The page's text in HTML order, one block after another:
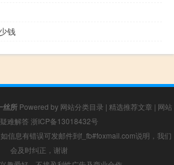
钱
丝所 Powered by 网站分类目录 | 精选推荐文章 | 网站
疑难解答 浙ICP备13018432号
信息有错误可发邮件到f_fb#foxmail.com说明，我们
会及时纠正，谢谢